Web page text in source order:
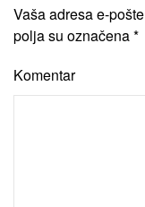
Vaša adresa e-
polja su označena*
Komentar